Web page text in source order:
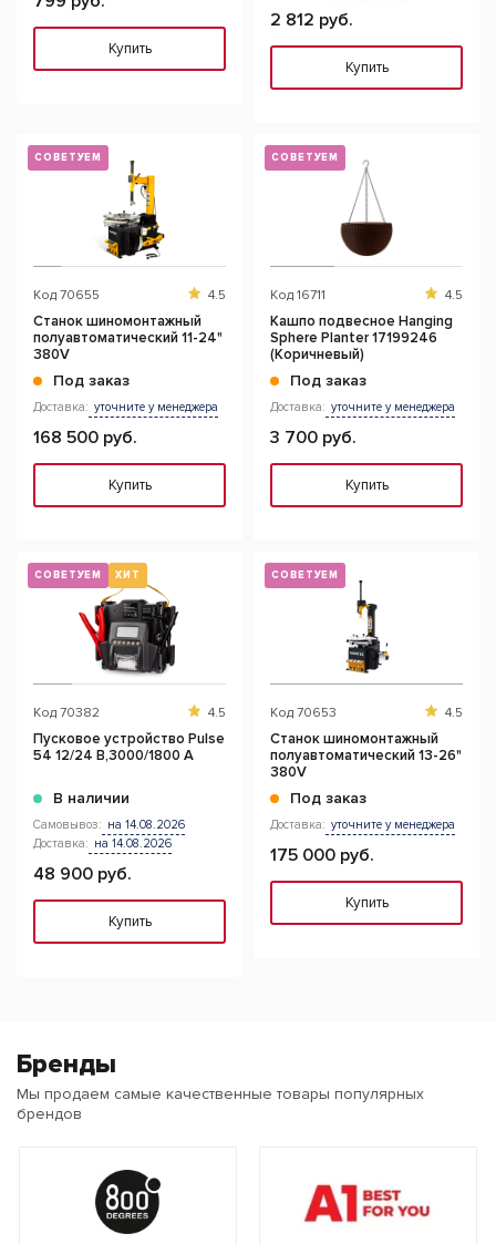
Купить
2 812 руб.
Купить
СОВЕТУЕМ
Код 70655 4.5
Станок шиномонтажный
полуавтоматический 11-24"
380V
Под заказ
Доставка: уточните у менеджера
168 500 руб.
Купить
СОВЕТУЕМ
Код 16711 4.5
Кашпо подвесное Hanging
Sphere Planter 17199246
(Коричневый)
Под заказ
Доставка: уточните у менеджера
3 700 руб.
Купить
СОВЕТУЕМ ХИТ
Код 70382 4.5
Пусковое устройство Pulse
54 12/24 В,3000/1800 A
В наличии
Самовывоз: на 14.08.2026
Доставка: на 14.08.2026
48 900 руб.
Купить
СОВЕТУЕМ
Код 70653 4.5
Станок шиномонтажный
полуавтоматический 13-26"
380V
Под заказ
Доставка: уточните у менеджера
175 000 руб.
Купить
Бренды
Мы продаем самые качественные товары популярных
брендов